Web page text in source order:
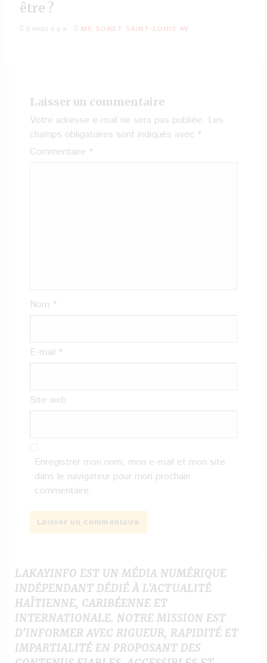
être ?
5 mois il y a ME SONET SAINT-LOUIS AV
Laisser un commentaire
Votre adresse e-mail ne sera pas publiée. Les
champs obligatoires sont indiqués avec *
Commentaire *
Nom *
E-mail *
Site web
Enregistrer mon nom, mon e-mail et mon site
dans le navigateur pour mon prochain
commentaire.
LAKAYINFO EST UN MÉDIA NUMÉRIQUE
INDÉPENDANT DÉDIÉ À L’ACTUALITÉ
HAÏTIENNE, CARIBÉENNE ET
INTERNATIONALE. NOTRE MISSION EST
D’INFORMER AVEC RIGUEUR, RAPIDITÉ ET
IMPARTIALITÉ EN PROPOSANT DES